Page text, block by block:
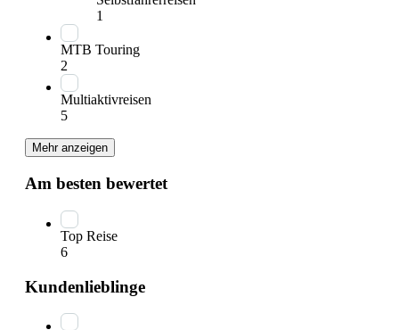
1
MTB Touring
2
Multiaktivreisen
5
Mehr anzeigen
Am besten bewertet
Top Reise
6
Kundenlieblinge